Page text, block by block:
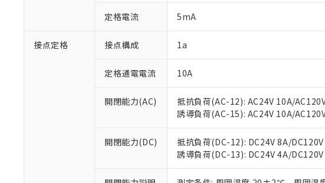
定格電流 5mA
接点定格 接点構成 1a
定格通電電流 10A
開閉能力(AC)
抵抗負荷(AC-12): AC24V 10A/
誘導負荷(AC-15): AC24V 10A/
開閉能力(DC)
抵抗負荷(DC-12): DC24V 8A/
誘導負荷(DC-13): DC24V 4A/
正式な納期状況および標準
当社販売員にご相談くださ
オムロン制御機器販売店や
在庫状況および標準価格結
す。
マイパーツ機能（部品リス
ている必要があります。
*EU RoHS指令（10物質）：
六価クロム(Cr(Ⅵ)) 1000ppm以下、ポリ臭
但し、RoHS指令で産業用監視および制御
フタル酸エステル類の４物質については閾
※2 対応予定月
部品在庫の切り替え状況などによ
※3 非含有証明書ダウンロー
「×」：最大均質材料含有率が中
「－」：未確認です。当社販売部
Pb(鉛) :1000ppm、 Hg(水銀) : 1000ppm、
DBP(フタル酸ジブチル) : 1000ppm、
※2 環境保護使用期限
「ｅ」：有害物質（10物質）のす
「10」：通常の使用状況下におい
味します。
「－」：未確認です。当社販売部
う）を輸出または国外への
置等に一切使用いたしませ
当社は、貴社製品を第三者
また当社は、販売先および
たしません。
記
説明
△ 一定数には満たないが
－
在庫なし(最新の在庫状
機器販売店・当社販売
空
受注生産機種、また在